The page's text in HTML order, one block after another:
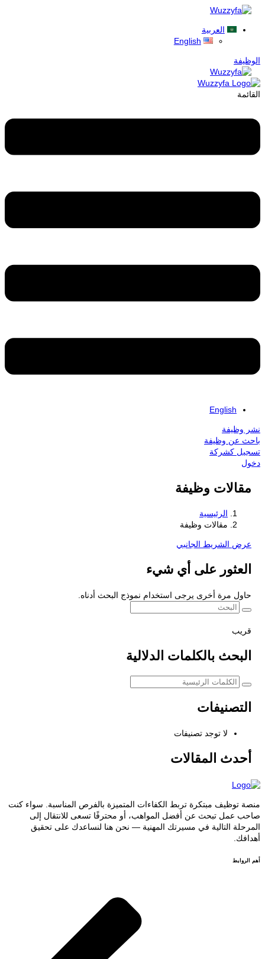
العربية
English
الوظيفة
القائمة
English
نشر وظيفة
باحث عن وظيفة
تسجيل كشركة
دخول
مقالات وظيفة
الرئيسية
مقالات وظيفة
عرض الشريط الجانبي
العثور على أي شيء
حاول مرة أخرى يرجى استخدام نموذج البحث أدناه.
قريب
البحث بالكلمات الدلالية
التصنيفات
لا توجد تصنيفات
أحدث المقالات
منصة توظيف مبتكرة تربط الكفاءات المتميزة بالفرص المناسبة. سواء كنت
صاحب عمل تبحث عن أفضل المواهب، أو محترفًا تسعى للانتقال إلى
المرحلة التالية في مسيرتك المهنية — نحن هنا لنساعدك على تحقيق
أهدافك.
أهم الروابط